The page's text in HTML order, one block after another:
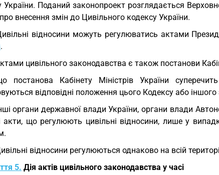
України. Поданий законопроект розглядається
внесення змін до Цивільного кодексу України.
відносини можуть регулюватись актами
.
цивільного законодавства є також постанови
постанова Кабінету Міністрів України
відповідні положення цього Кодексу або іншого
органи державної влади України, органи влади
акти, що регулюють цивільні відносини, лише у
відносини регулюються однаково на всій
5. Дія актів цивільного законодавства у часі